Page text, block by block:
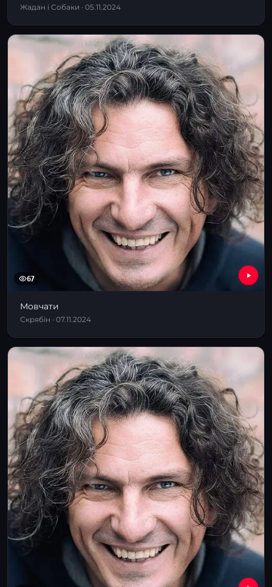
Жадан і Собаки · 05.11.2024
67
Мовчати
Скрябін · 07.11.2024